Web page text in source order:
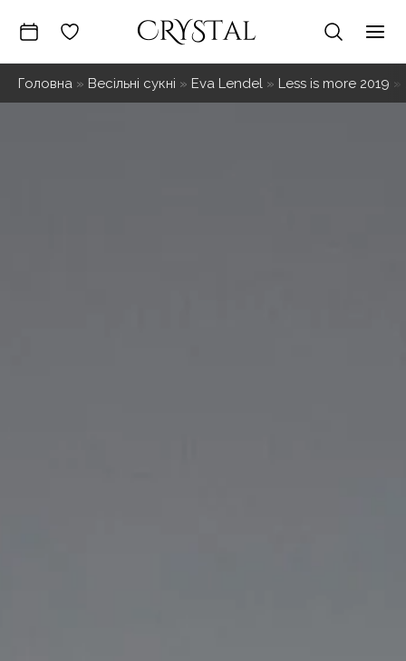
вмісту
Головна » Весільні сукні » Eva Lendel » Less is more 2019 »